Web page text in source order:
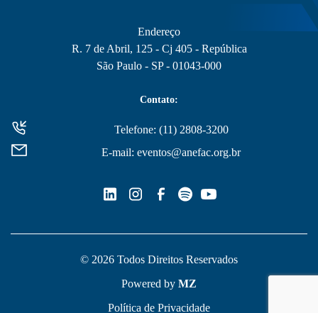
Endereço
R. 7 de Abril, 125 - Cj 405 - República
São Paulo - SP - 01043-000
Contato:
Telefone: (11) 2808-3200
E-mail: eventos@anefac.org.br
© 2026 Todos Direitos Reservados
Powered by MZ
Política de Privacidade